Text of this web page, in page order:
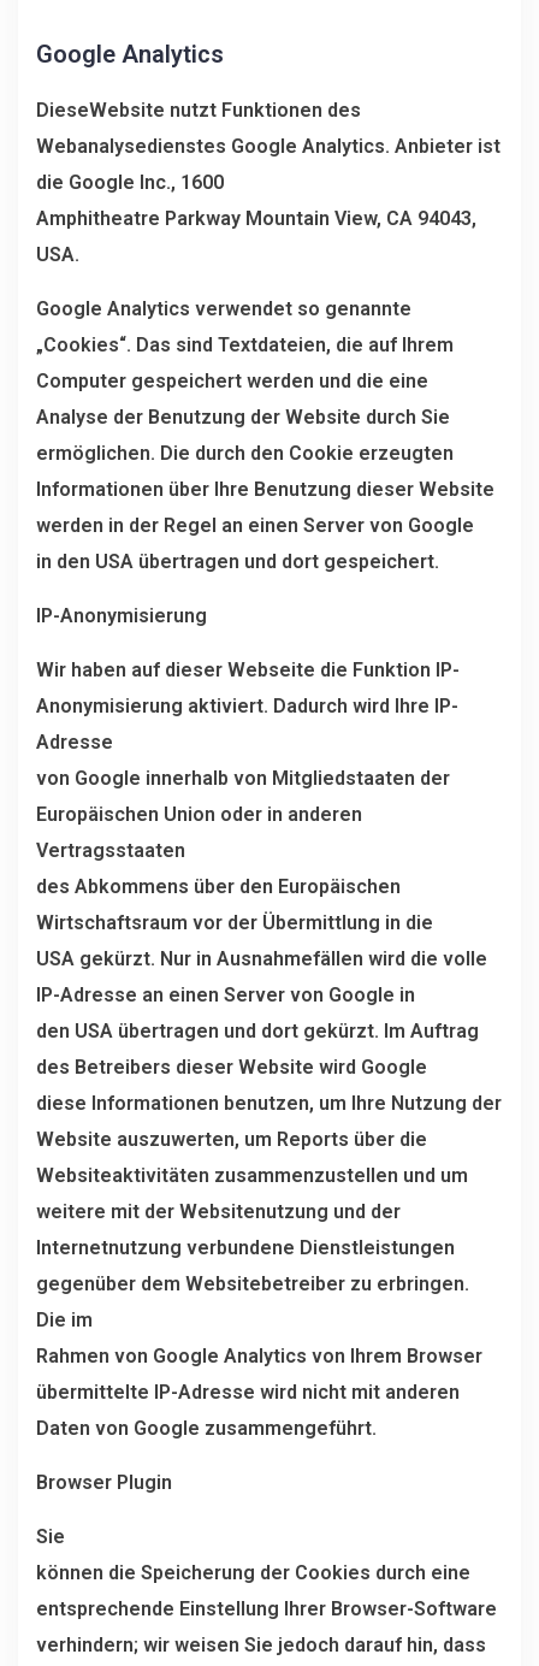
Google Analytics
DieseWebsite nutzt Funktionen des
Webanalysedienstes Google Analytics. Anbieter ist
die Google Inc., 1600
Amphitheatre Parkway Mountain View, CA 94043,
USA.
Google Analytics verwendet so genannte
„Cookies“. Das sind Textdateien, die auf Ihrem
Computer gespeichert werden und die eine
Analyse der Benutzung der Website durch Sie
ermöglichen. Die durch den Cookie erzeugten
Informationen über Ihre Benutzung dieser Website
werden in der Regel an einen Server von Google
in den USA übertragen und dort gespeichert.
IP-Anonymisierung
Wir haben auf dieser Webseite die Funktion IP-
Anonymisierung aktiviert. Dadurch wird Ihre IP-
Adresse
von Google innerhalb von Mitgliedstaaten der
Europäischen Union oder in anderen
Vertragsstaaten
des Abkommens über den Europäischen
Wirtschaftsraum vor der Übermittlung in die
USA gekürzt. Nur in Ausnahmefällen wird die volle
IP-Adresse an einen Server von Google in
den USA übertragen und dort gekürzt. Im Auftrag
des Betreibers dieser Website wird Google
diese Informationen benutzen, um Ihre Nutzung der
Website auszuwerten, um Reports über die
Websiteaktivitäten zusammenzustellen und um
weitere mit der Websitenutzung und der
Internetnutzung verbundene Dienstleistungen
gegenüber dem Websitebetreiber zu erbringen.
Die im
Rahmen von Google Analytics von Ihrem Browser
übermittelte IP-Adresse wird nicht mit anderen
Daten von Google zusammengeführt.
Browser Plugin
Sie
können die Speicherung der Cookies durch eine
entsprechende Einstellung Ihrer Browser-Software
verhindern; wir weisen Sie jedoch darauf hin, dass